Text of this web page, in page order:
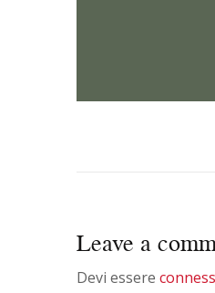
Leave a
Devi essere